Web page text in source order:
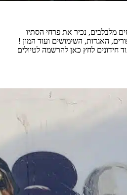
מלבלבים, נכיר את פרחי הסתיו
האגדות, השימושים ועוד המון !
חידונים לחץ כאן להרשמה לטיולים